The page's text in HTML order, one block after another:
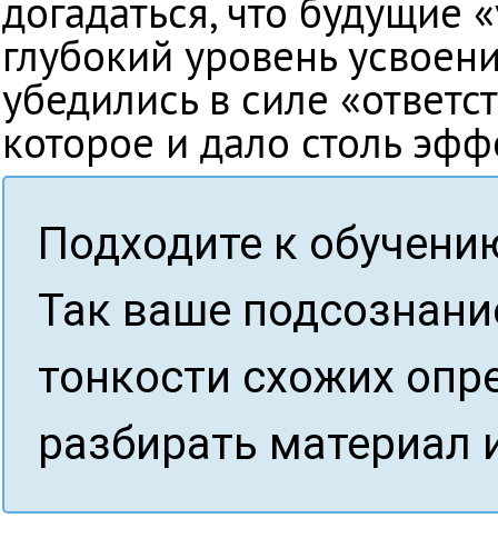
догадаться, что будущие
глубокий уровень
убедились в силе
которое и дало столь
Подходите к
Так ваше
тонкости схожих
разбирать материал